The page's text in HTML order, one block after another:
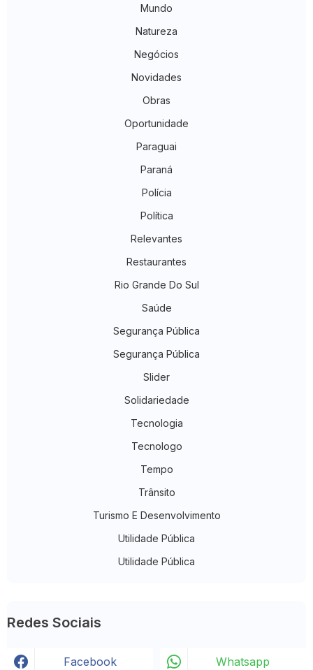
Mundo
Natureza
Negócios
Novidades
Obras
Oportunidade
Paraguai
Paraná
Polícia
Política
Relevantes
Restaurantes
Rio Grande Do Sul
Saúde
Segurança Pública
Segurança Pública
Slider
Solidariedade
Tecnologia
Tecnologo
Tempo
Trânsito
Turismo E Desenvolvimento
Utilidade Pública
Utilidade Pública
Redes Sociais
Facebook Whatsapp